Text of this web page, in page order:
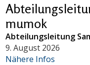
mumok
Abteilungsleitung
9. August 2026
Nähere Infos